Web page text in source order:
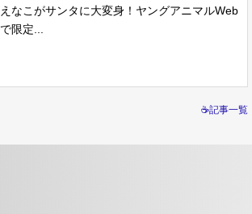
えなこがサンタに大変身！ヤングアニマルWeb
で限定...
☕記事一覧